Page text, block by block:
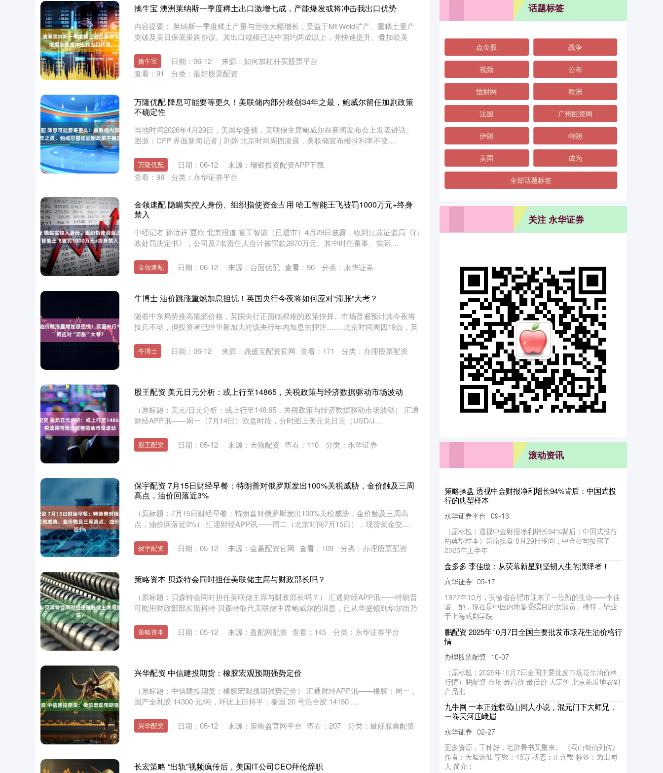
擒牛宝 澳洲莱纳斯一季度稀土出口激增七成，产能爆发或将冲击我出口优势
内容提要： 莱纳斯一季度稀土产量与营收大幅增长，受益于Mt Weld扩产、重稀土量产
突破及美日保底采购协议。其出口规模已达中国约两成以上，并快速提升。叠加欧美
擒牛宝 日期：06-12
来源：如何加杠杆买股票平台
查看： 91 分类： 最好股票配资
万隆优配 降息可能要等更久！美联储内部分歧创34年之最，鲍威尔留任加剧政策
不确定性
当地时间2026年4月29日，美国华盛顿，美联储主席鲍威尔在新闻发布会上发表讲话。
图源：CFP 界面新闻记者 | 刘婷 北京时间周四凌晨，美联储宣布维持利率不变....
万隆优配 日期：06-12
来源：瑞银投资配资APP下载
查看： 98 分类： 永华证券平台
金领速配 隐瞒实控人身份、组织指使资金占用 哈工智能王飞被罚1000万元+终身
禁入
中经记者 孙汝祥 夏欣 北京报道 哈工智能（已退市）4月29日披露，收到江苏证监局《行
政处罚决定书》，公司及7名责任人合计被罚款2870万元。其中时任董事、实际....
金领速配 日期：06-12 来源：台面优配 查看： 90 分类： 永华证券
牛博士 油价跳涨重燃加息担忧！英国央行今夜将如何应对“滞胀”大考？
随着中东局势推高能源价格，英国央行正面临艰难的政策抉择。市场普遍预计其今夜将
按兵不动，但投资者已经重新加大对该央行年内加息的押注…… 北京时间周四19点，英
牛博士 日期：06-12 来源：鼎盛宝配资官网 查看： 171 分类： 办理股票配资
股王配资 美元日元分析：或上行至14865，关税政策与经济数据驱动市场波动
（原标题：美元/日元分析：或上行至148.65，关税政策与经济数据驱动市场波动） 汇通
财经APP讯——周一（7月14日）欧盘时段，分时图上美元兑日元（USD/J....
股王配资 日期：05-12 来源：天猫配资 查看： 110 分类： 永华证券
保宇配资 7月15日财经早餐：特朗普对俄罗斯发出100%关税威胁，金价触及三周
高点，油价回落近3%
（原标题：7月15日财经早餐：特朗普对俄罗斯发出100%关税威胁，金价触及三周高
点，油价回落近3%） 汇通财经APP讯——周二（北京时间7月15日），现货黄金交....
保宇配资 日期：05-12 来源：金赢配资官网 查看： 109 分类： 办理股票配资
策略资本 贝森特会同时担任美联储主席与财政部长吗？
（原标题：贝森特会同时担任美联储主席与财政部长吗？） 汇通财经APP讯——特朗普
可能用财政部部长斯科特·贝森特取代美联储主席鲍威尔的消息，已从华盛顿到华尔街乃
策略资本 日期：05-12 来源：盈配网配资 查看： 145 分类： 永华证券平台
兴华配资 中信建投期货：橡胶宏观预期强势定价
（原标题：中信建投期货：橡胶宏观预期强势定价） 汇通财经APP讯——橡胶：周一，
国产全乳胶 14300 元/吨，环比上日持平；泰国 20 号混合胶 14150 ....
兴华配资 日期：05-12 来源：策略盈官网平台 查看： 207 分类： 最好股票配资
长宏策略 “出轨”视频疯传后，美国IT公司CEO拜伦辞职
话题标签
点金股 战争
视频 公布
恒财网 欧洲
法国 广州配资网
伊朗 特朗
美国 成为
全部话题标签
关注 永华证券
滚动资讯
粤友钱配资 反诈中心监测立功！民警疾驰到老人家挽
回上百万积蓄
永华证券 09-19
近日粤友钱配资，朝阳警方接到紧急预警，一位老人正遭
遇冒充百万保障客服的电信诈骗。安贞里派出所民警冯志
雄火速出动，与诈骗分
鑫配资 “百村诗画 万象耕新 —— 嗨跑！沟（go）有
趣”｜“村跑” 第四站 雁上高台，塘坝边跑活乡村新图景
第四站：雁上高台 鑫配资 当塘坝波光邂逅奔跑的活力身
影，当山野清风裹挟着石磨谷香与欢声笑语，9 月 17 日，
门头沟区百
优配速至 直面超强台风“桦加沙” 明阳超1300台海上风
机通过考验
9月24日17时前后优配速至，今年第18号台风“桦加沙”在广
东省阳江市海陵岛沿海登陆。台风“桦加沙”被称为2025年
西北
美美配资 沪镍主力合约日内涨幅扩大至2%
永华证券平台 10-13
每经AI快讯美美配资，5月9日，沪镍主力合约日内涨幅扩
大至2%，现报126170.00元/吨。
牛客栈策略 欧洲央行副行长：若经济形势变化 货币政